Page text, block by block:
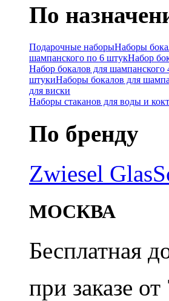
По
Подарочные наборыНаборы
шампанского по 6 штукНабор
Набор бокалов для шампанского
штукиНаборы бокалов для
для виски
Наборы стаканов для воды и
По бренду
Zwiesel Glas
МОСКВА
Бесплатная
при заказе